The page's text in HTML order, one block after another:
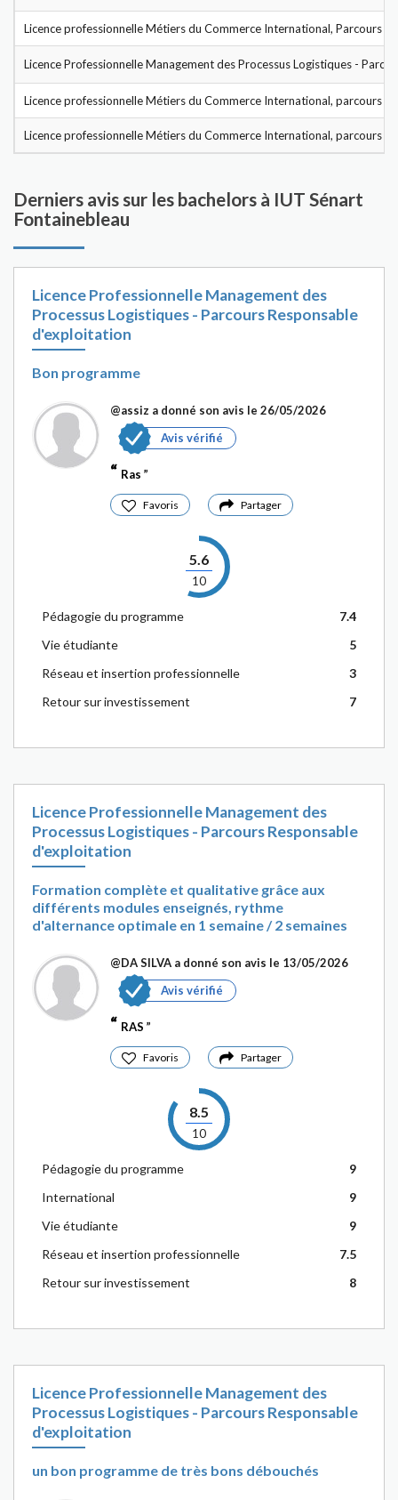
Licence professionnelle Métiers du Commerce International, Parcours
Licence Professionnelle Management des Processus Logistiques -
Licence professionnelle Métiers du Commerce International, parcours
Licence professionnelle Métiers du Commerce International, parcours
Derniers avis sur les bachelors à IUT Sénart
Fontainebleau
Licence Professionnelle Management des
Processus Logistiques - Parcours Responsable
d'exploitation
Bon programme
@assiz a donné son avis le 26/05/2026
Avis vérifié
Ras
Favoris Partager
5.6
10
Pédagogie du programme
7.4
Vie étudiante
5
Réseau et insertion professionnelle
3
Retour sur investissement
7
Licence Professionnelle Management des
Processus Logistiques - Parcours Responsable
d'exploitation
Formation complète et qualitative grâce aux
différents modules enseignés, rythme
d'alternance optimale en 1 semaine / 2 semaines
@DA SILVA a donné son avis le 13/05/2026
Avis vérifié
RAS
Favoris Partager
8.5
10
Pédagogie du programme
9
International
9
Vie étudiante
9
Réseau et insertion professionnelle
7.5
Retour sur investissement
8
Licence Professionnelle Management des
Processus Logistiques - Parcours Responsable
d'exploitation
un bon programme de très bons débouchés